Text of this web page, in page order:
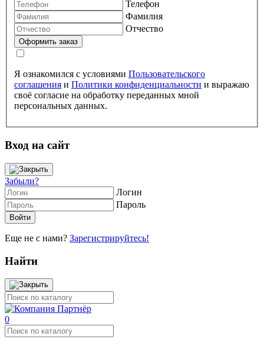
Телефон
Фамилия
Отчество
Я ознакомился с условиями Пользовательского
соглашения и Политики конфиденциальности и выражаю
своё согласие на обработку переданных мной
персональных данных.
Вход на сайт
Забыли?
Логин
Пароль
Еще не с нами? Зарегистрируйтесь!
Найти
0